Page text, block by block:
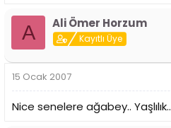
A Ali Ömer Horzum
Kayıtlı Üye
15 Ocak 2007
Nice senelere ağabey.. Yaşlılık..